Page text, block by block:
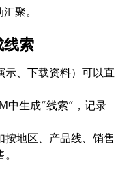
聚。
线索
示、下载资料）可以直
中生成“线索”，记录
按地区、产品线、销售